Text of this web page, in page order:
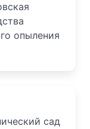
опыления
сад